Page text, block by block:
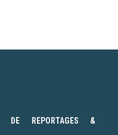
DE REPORTAGES &